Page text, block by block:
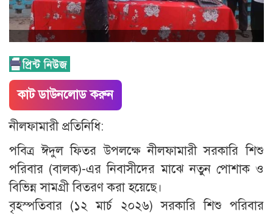
কাট ডাউনলোড করুন
নীলফামারী প্রতিনিধি:
পবিত্র ঈদুল ফিতর উপলক্ষে নীলফামারী সরকারি শিশু
পরিবার (বালক)-এর নিবাসীদের মাঝে নতুন পোশাক ও
বিভিন্ন সামগ্রী বিতরণ করা হয়েছে।
বৃহস্পতিবার (১২ মার্চ ২০২৬) সরকারি শিশু পরিবার